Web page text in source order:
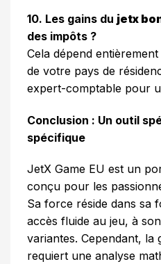
10. Les gains du jetx
des impôts ?
Cela dépend
de votre pays de
expert-comptable pour
Conclusion : Un outil
spécifique
JetX Game EU est un
conçu pour les
Sa force réside dans sa
accès fluide au jeu, à
variantes. Cependant, la
requiert une analyse